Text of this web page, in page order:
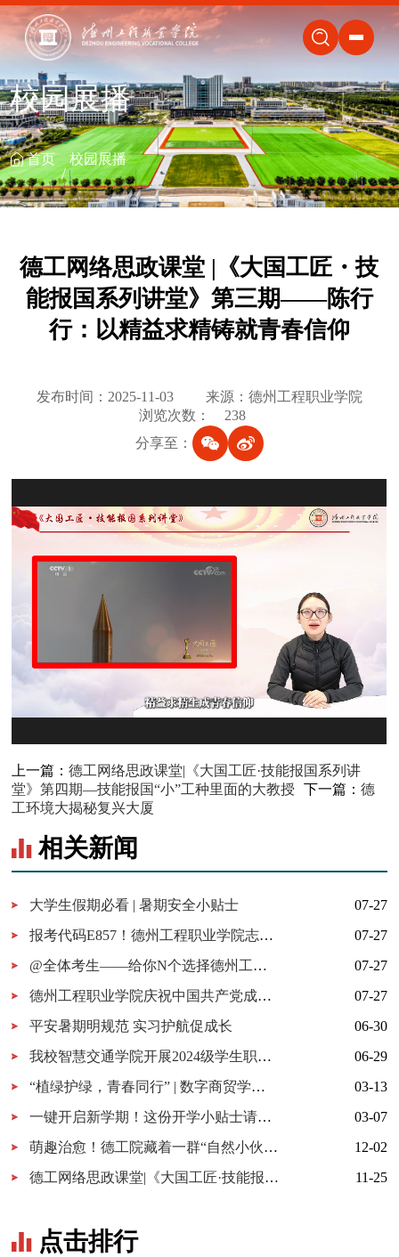
关闭
校园展播
首页 校园展播
德工网络思政课堂 |《大国工匠・技
能报国系列讲堂》第三期——陈行
行：以精益求精铸就青春信仰
发布时间：2025-11-03
来源：德州工程职业学院
浏览次数：
238
分享至：
上一篇：德工网络思政课堂|《大国工匠·技能报国系列讲
堂》第四期—技能报国“小”工种里面的大教授
下一篇：德
工环境大揭秘复兴大厦
相关新闻
大学生假期必看 | 暑期安全小贴士
07-27
报考代码E857！德州工程职业学院志愿填报指南
07-27
@全体考生——给你N个选择德州工程职业学院的理由
07-27
德州工程职业学院庆祝中国共产党成立105周年MV《旗帜》上线！用歌声唱响百年信仰！
07-27
平安暑期明规范 实习护航促成长
06-30
我校智慧交通学院开展2024级学生职业生涯规划专题党课
06-29
“植绿护绿，青春同行” | 数字商贸学院开展植树节主题活动
03-13
一键开启新学期！这份开学小贴士请收好
03-07
萌趣治愈！德工院藏着一群“自然小伙伴”
12-02
德工网络思政课堂|《大国工匠·技能报国系列讲堂》第四期—技能报国“小”工种里面的大教授
11-25
点击排行